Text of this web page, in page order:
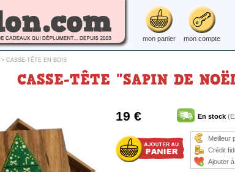
mon panier mon compte
> CASSE-TÊTE EN BOIS
CASSE-TÊTE "SAPIN DE
19 € En stock
Meilleur
Crédit
Ajouter